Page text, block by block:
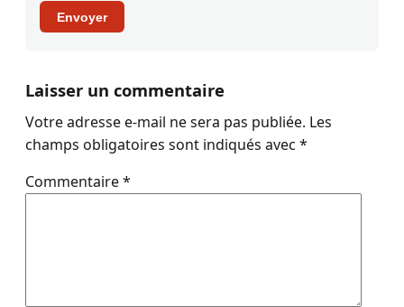
Envoyer
Laisser un commentaire
Votre adresse e-mail ne sera pas publiée. Les
champs obligatoires sont indiqués avec *
Commentaire*